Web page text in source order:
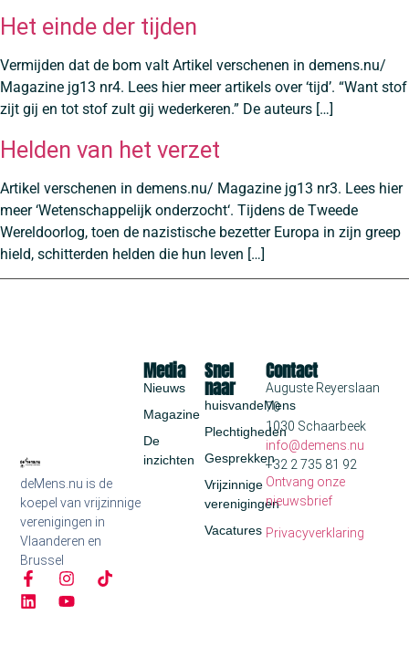
Het einde der tijden
Vermijden dat de bom valt Artikel verschenen in demens.nu/
Magazine jg13 nr4. Lees hier meer artikels over ‘tijd’. “Want stof
zijt gij en tot stof zult gij wederkeren.” De auteurs […]
Helden van het verzet
Artikel verschenen in demens.nu/ Magazine jg13 nr3. Lees hier
meer ‘Wetenschappelijk onderzocht‘. Tijdens de Tweede
Wereldoorlog, toen de nazistische bezetter Europa in zijn greep
hield, schitterden helden die hun leven […]
deMens.nu is de
koepel van vrijzinnige
verenigingen in
Vlaanderen en
Brussel
Snel
naar
huisvandeMens
Plechtigheden
Gesprekken
Vrijzinnige
verenigingen
Vacatures
Media
Nieuws
Magazine
De
inzichten
Contact
Auguste Reyerslaan
70
1030 Schaarbeek
info@demens.nu
+32 2 735 81 92
Ontvang onze
nieuwsbrief
Privacyverklaring